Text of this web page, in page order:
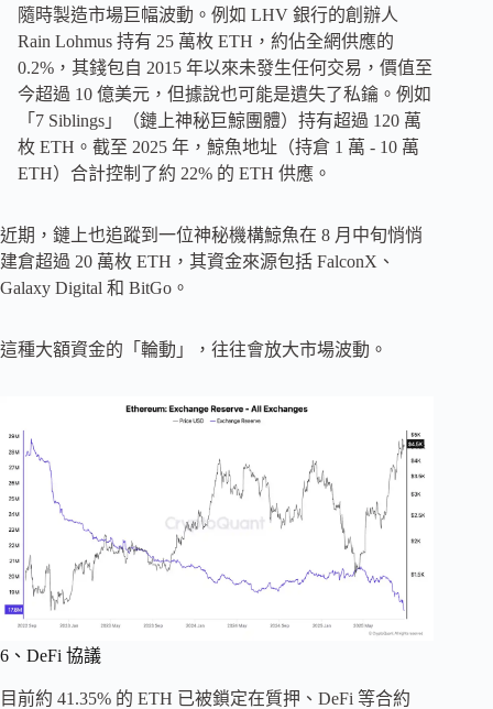
隨時製造市場巨幅波動。例如 LHV 銀行的創辦人
Rain Lohmus 持有 25 萬枚 ETH，約佔全網供應的
0.2%，其錢包自 2015 年以來未發生任何交易，價值至
今超過 10 億美元，但據說也可能是遺失了私鑰。例如
「7 Siblings」（鏈上神秘巨鯨團體）持有超過 120 萬
枚 ETH。截至 2025 年，鯨魚地址（持倉 1 萬 - 10 萬
ETH）合計控制了約 22% 的 ETH 供應。
近期，鏈上也追蹤到一位神秘機構鯨魚在 8 月中旬悄悄
建倉超過 20 萬枚 ETH，其資金來源包括 FalconX、
Galaxy Digital 和 BitGo。
這種大額資金的「輪動」，往往會放大市場波動。
6、DeFi 協議
目前約 41.35% 的 ETH 已被鎖定在質押、DeFi 等合約